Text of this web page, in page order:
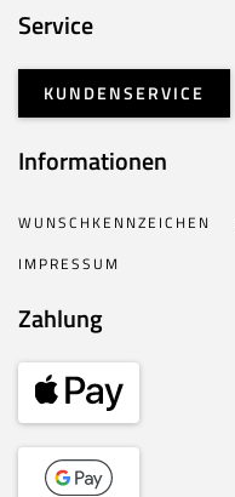
Service
KUNDENSERVICE
Informationen
WUNSCHKENNZEICHEN
IMPRESSUM
Zahlung